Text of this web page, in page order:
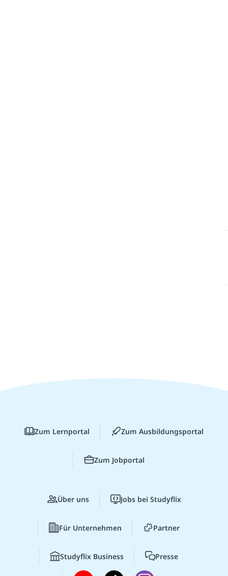
Zum Lernportal Zum Ausbildungsportal
Zum Jobportal
Über uns Jobs bei Studyflix
Für Unternehmen Partner
Studyflix Business Presse